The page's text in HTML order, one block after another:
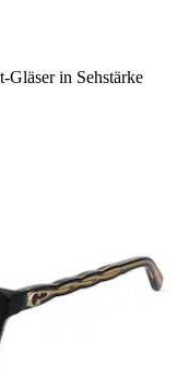
Gläser in Sehstärke